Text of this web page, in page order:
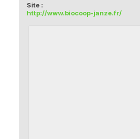
Site :
http://www.biocoop-janze.fr/